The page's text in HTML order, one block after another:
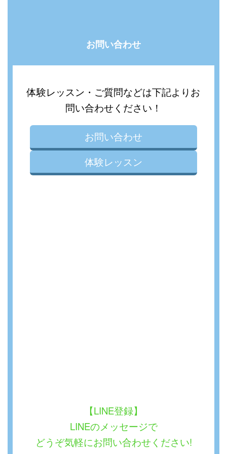
お問い合わせ
体験レッスン・ご質問などは下記よりお
問い合わせください！
お問い合わせ
体験レッスン
【LINE登録】
LINEのメッセージで
どうぞ気軽にお問い合わせください!